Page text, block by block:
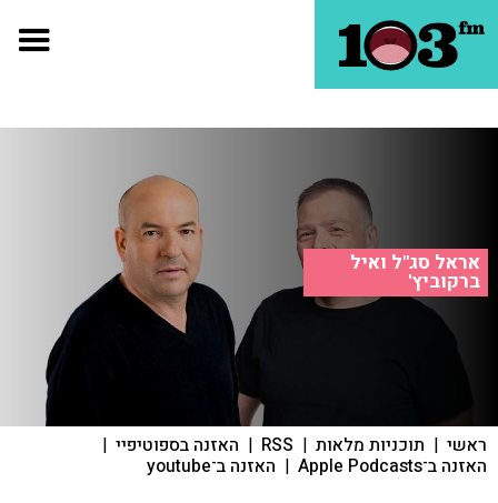
אראל סג"ל ואיל
ברקוביץ'
ראשי | תוכניות מלאות |
RSS
| האזנה בספוטיפיי |
האזנה ב־Apple Podcasts | האזנה ב־youtube